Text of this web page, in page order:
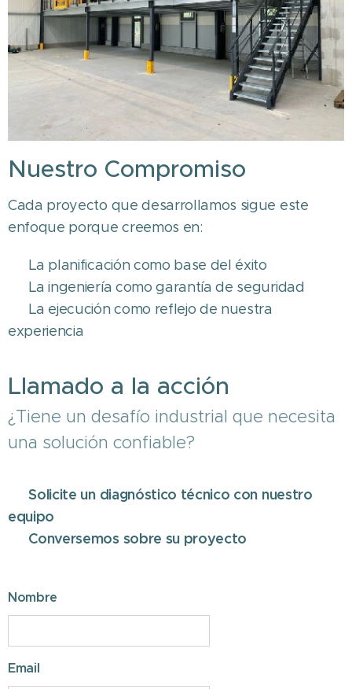
Nuestro Compromiso
Cada proyecto que desarrollamos sigue este
enfoque porque creemos en:
✔ La planificación como base del éxito
✔ La ingeniería como garantía de seguridad
✔ La ejecución como reflejo de nuestra
experiencia
Llamado a la acción
¿Tiene un desafío industrial que necesita
una solución confiable?
👉Solicite un diagnóstico técnico con nuestro
equipo
Conversemos sobre su proyecto
Nombre
Email